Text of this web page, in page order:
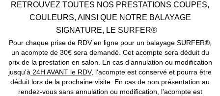
RETROUVEZ TOUTES NOS PRESTATIONS COUPES,
COULEURS, AINSI QUE NOTRE BALAYAGE
SIGNATURE, LE SURFER®
Pour chaque prise de RDV en ligne pour un balayage SURFER®,
un acompte de 30€ sera demandé. Cet acompte sera déduit du
prix de la prestation en salon. En cas d’annulation ou modification
jusqu'à 24H AVANT le RDV, l'acompte est conservé et pourra être
déduit lors de la prochaine visite. En cas de non présentation au
rendez-vous sans annulation ou modification, l'acompte est